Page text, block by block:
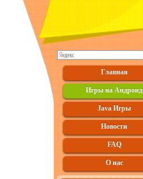
Главная
Игры на Андроид
Java Игры
Новости
FAQ
О нас